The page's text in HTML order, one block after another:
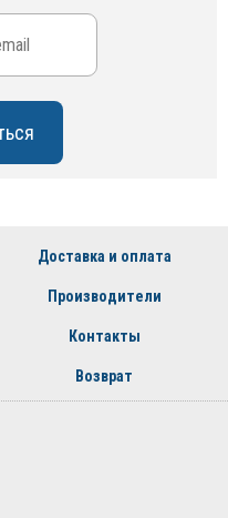
Доставка и оплата
Производители
Контакты
Возврат